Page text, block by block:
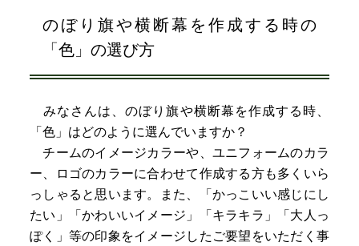
のぼり旗や横断幕を作成する時の
「色」の選び方
みなさんは、のぼり旗や横断幕を作成する時、
「色」はどのように選んでいますか？
チームのイメージカラーや、ユニフォームのカラ
ー、ロゴのカラーに合わせて作成する方も多くいら
っしゃると思います。また、「かっこいい感じにし
たい」「かわいいイメージ」「キラキラ」「大人っ
ぽく」等の印象をイメージしたご要望をいただく事